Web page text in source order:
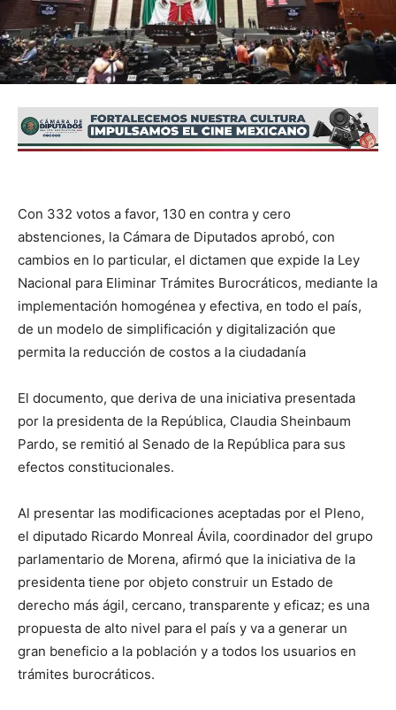
Con 332 votos a favor, 130 en contra y cero
abstenciones, la Cámara de Diputados aprobó, con
cambios en lo particular, el dictamen que expide la Ley
Nacional para Eliminar Trámites Burocráticos, mediante la
implementación homogénea y efectiva, en todo el país,
de un modelo de simplificación y digitalización que
permita la reducción de costos a la ciudadanía
El documento, que deriva de una iniciativa presentada
por la presidenta de la República, Claudia Sheinbaum
Pardo, se remitió al Senado de la República para sus
efectos constitucionales.
Al presentar las modificaciones aceptadas por el Pleno,
el diputado Ricardo Monreal Ávila, coordinador del grupo
parlamentario de Morena, afirmó que la iniciativa de la
presidenta tiene por objeto construir un Estado de
derecho más ágil, cercano, transparente y eficaz; es una
propuesta de alto nivel para el país y va a generar un
gran beneficio a la población y a todos los usuarios en
trámites burocráticos.